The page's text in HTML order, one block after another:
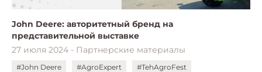
John Deere: авторитетный бренд на
представительной выставке
27 июля 2024 - Партнерские материалы
#John Deere #AgroExpert #TehAgroFest